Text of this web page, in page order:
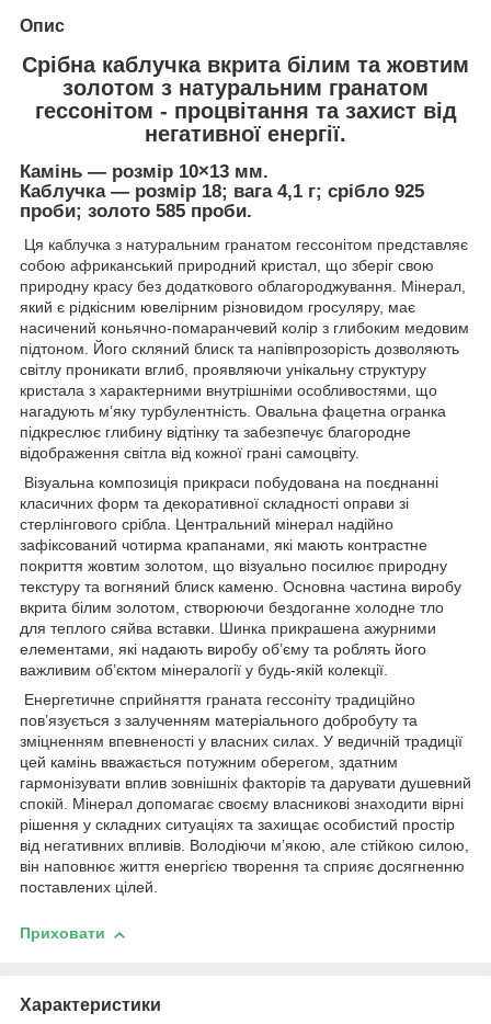
Опис
Срібна каблучка вкрита білим та жовтим
золотом з натуральним гранатом
гессонітом - процвітання та захист від
негативної енергії.
Камінь — розмір 10×13 мм.
Каблучка — розмір 18; вага 4,1 г; срібло 925
проби; золото 585 проби.
Ця каблучка з натуральним гранатом гессонітом представляє
собою африканський природний кристал, що зберіг свою
природну красу без додаткового облагороджування. Мінерал,
який є рідкісним ювелірним різновидом гросуляру, має
насичений коньячно-помаранчевий колір з глибоким медовим
підтоном. Його скляний блиск та напівпрозорість дозволяють
світлу проникати вглиб, проявляючи унікальну структуру
кристала з характерними внутрішніми особливостями, що
нагадують м’яку турбулентність. Овальна фацетна огранка
підкреслює глибину відтінку та забезпечує благородне
відображення світла від кожної грані самоцвіту.
Візуальна композиція прикраси побудована на поєднанні
класичних форм та декоративної складності оправи зі
стерлінгового срібла. Центральний мінерал надійно
зафіксований чотирма крапанами, які мають контрастне
покриття жовтим золотом, що візуально посилює природну
текстуру та вогняний блиск каменю. Основна частина виробу
вкрита білим золотом, створюючи бездоганне холодне тло
для теплого сяйва вставки. Шинка прикрашена ажурними
елементами, які надають виробу об’єму та роблять його
важливим об’єктом мінералогії у будь-якій колекції.
Енергетичне сприйняття граната гессоніту традиційно
пов’язується з залученням матеріального добробуту та
зміцненням впевненості у власних силах. У ведичній традиції
цей камінь вважається потужним оберегом, здатним
гармонізувати вплив зовнішніх факторів та дарувати душевний
спокій. Мінерал допомагає своєму власникові знаходити вірні
рішення у складних ситуаціях та захищає особистий простір
від негативних впливів. Володіючи м’якою, але стійкою силою,
він наповнює життя енергією творення та сприяє досягненню
поставлених цілей.
Приховати
Характеристики